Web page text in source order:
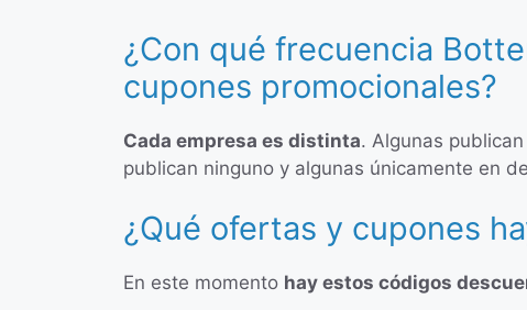
¿Con qué frecuencia
cupones promocionales?
Cada empresa es distinta. Algunas
publican ninguno y algunas únicamente en
¿Qué ofertas y cupones
En este momento hay estos códigos